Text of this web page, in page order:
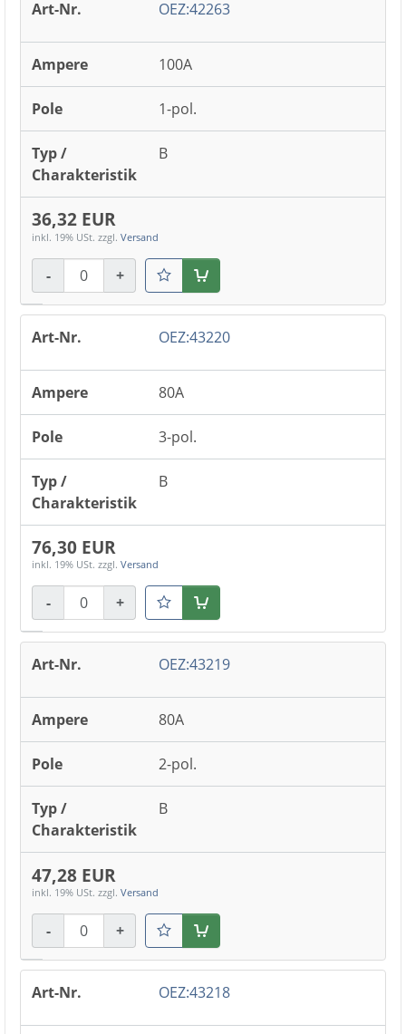
OEZ:42263
100A
1-pol.
B
36,32 EUR
inkl. 19% USt. zzgl. Versand
- +
OEZ:43220
80A
3-pol.
B
76,30 EUR
inkl. 19% USt. zzgl. Versand
- +
OEZ:43219
80A
2-pol.
B
47,28 EUR
inkl. 19% USt. zzgl. Versand
- +
OEZ:43218